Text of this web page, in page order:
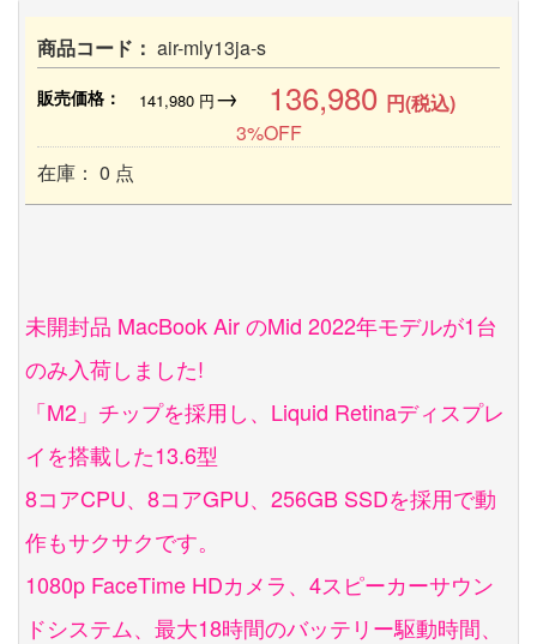
商品コード： air-mly13ja-s
販売価格： 141,980円→ 136,980 円(税込)
3%OFF
在庫： 0 点
未開封品 MacBook Air のMid 2022年モデルが1台
のみ入荷しました!
「M2」チップを採用し、Liquid Retinaディスプレ
イを搭載した13.6型
8コアCPU、8コアGPU、256GB SSDを採用で動
作もサクサクです。
1080p FaceTime HDカメラ、4スピーカーサウン
ドシステム、最大18時間のバッテリー駆動時間、